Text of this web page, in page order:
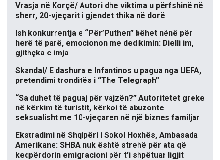
Vrasja në Korçë/ Autori dhe viktima u përfshinë në
sherr, 20-vjeçarit i gjendet thika në dorë
Ish konkurrentja e “Për’Puthen” bëhet nënë për
herë të parë, emocionon me dedikimin: Dielli im,
gjithçka e imja
Skandal/ E dashura e Infantinos u pagua nga UEFA,
pretendimi tronditës i “The Telegraph”
“Sa duhet të paguaj për vajzën?” Autoritetet greke
në kërkim të turistit, kërkoi të abuzonte
seksualisht me 10-vjeçaren në një biznes familjar
Ekstradimi në Shqipëri i Sokol Hoxhës, Ambasada
Amerikane: SHBA nuk është strehë për ata që
keqpërdorin emigracioni për t’i shpëtuar ligjit